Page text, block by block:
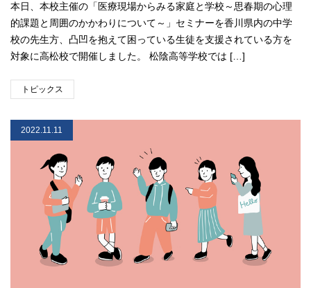
本日、本校主催の「医療現場からみる家庭と学校～思春期の心理
的課題と周囲のかかわりについて～」セミナーを香川県内の中学
校の先生方、凸凹を抱えて困っている生徒を支援されている方を
対象に高松校で開催しました。 松陰高等学校では […]
トピックス
2022.11.11